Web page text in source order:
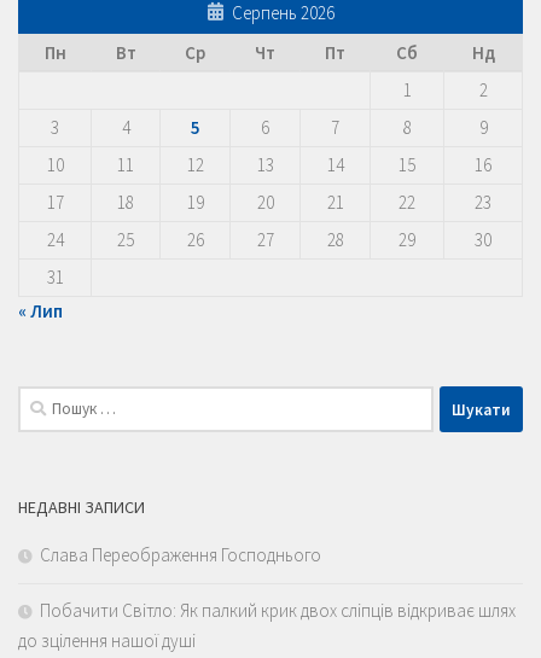
Серпень 2026
Пн
Вт Ср Чт Пт Сб
Нд
1
2
3
4 5 6 7 8
9
10
11 12 13 14 15
16
17
18 19 20 21 22
23
24
25 26 27 28 29
30
31
« Лип
Пошук:
НЕДАВНІ ЗАПИСИ
Слава Переображення Господнього
Побачити Світло: Як палкий крик двох сліпців відкриває шлях
до зцілення нашої душі